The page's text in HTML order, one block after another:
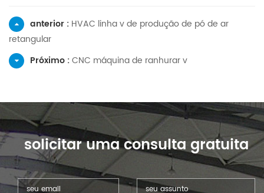
anterior : HVAC linha v de produção de pó de ar
retangular
Próximo :CNC máquina de ranhurar v
solicitar uma consulta gratuita